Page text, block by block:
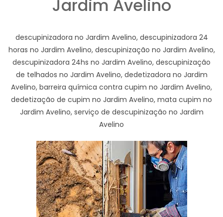
Jardim Avelino
descupinizadora no Jardim Avelino, descupinizadora 24
horas no Jardim Avelino, descupinização no Jardim Avelino,
descupinizadora 24hs no Jardim Avelino, descupinização
de telhados no Jardim Avelino, dedetizadora no Jardim
Avelino, barreira química contra cupim no Jardim Avelino,
dedetização de cupim no Jardim Avelino, mata cupim no
Jardim Avelino, serviço de descupinização no Jardim
Avelino